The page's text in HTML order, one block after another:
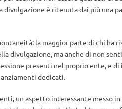
divulgazione è ritenuta dai più una
la maggior parte di chi ha
divulgazione, ma anche di non
presenti nel proprio ente, e
dedicati.
un aspetto interessante messo